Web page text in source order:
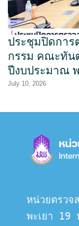
ประชุมปิดการ
กรรม คณะทัน
ปีงบประมาณ
July 10, 2026
หน่วยตรวจ
พะเยา 19